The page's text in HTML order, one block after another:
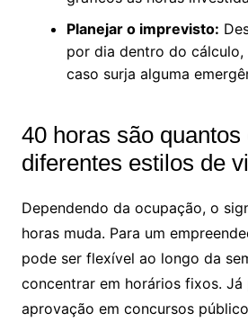
Planejar o imprevisto:
por dia dentro do
caso surja alguma
40 horas são quantos
diferentes estilos de
Dependendo da ocupação, o
horas muda. Para um
pode ser flexível ao longo da
concentrar em horários fixos. Já
aprovação em concursos